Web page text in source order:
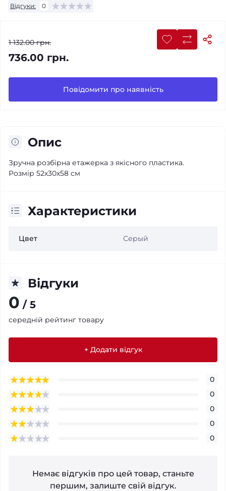
Відгуки: 0
1 132.00 грн.
736.00 грн.
Повідомити про наявність
Опис
Зручна розбірна етажерка з якісного пластика.
Розмір 52х30х58 см
Характеристики
Цвет Серый
Відгуки
0 / 5
середній рейтинг товару
+ Додати відгук
0
0
0
0
0
Немає відгуків про цей товар, станьте
першим, залиште свій відгук.